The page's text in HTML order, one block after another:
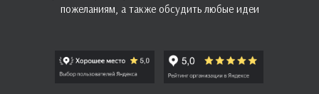
пожеланиям, а также обсудить любые идеи